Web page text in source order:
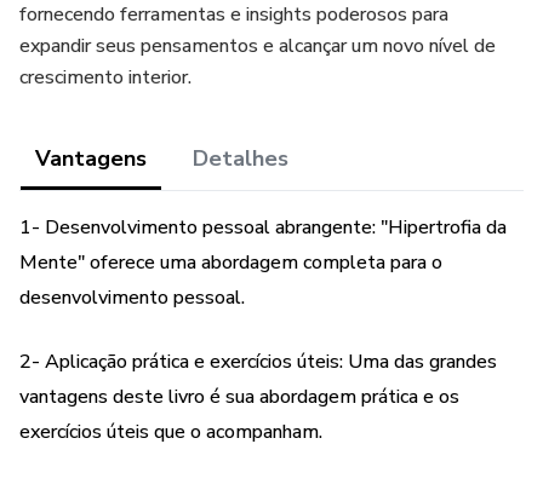
fornecendo ferramentas e insights poderosos para
expandir seus pensamentos e alcançar um novo nível de
crescimento interior.
Vantagens Detalhes
1- Desenvolvimento pessoal abrangente: "Hipertrofia da
Mente" oferece uma abordagem completa para o
desenvolvimento pessoal.
2- Aplicação prática e exercícios úteis: Uma das grandes
vantagens deste livro é sua abordagem prática e os
exercícios úteis que o acompanham.